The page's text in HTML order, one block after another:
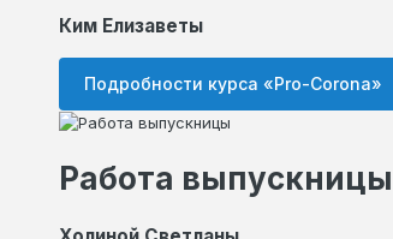
Ким Елизаветы
Подробности курса «Pro-Corona»
Работа выпускницы